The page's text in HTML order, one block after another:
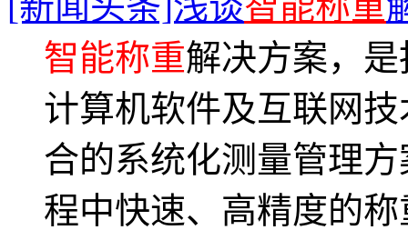
智能称重解决方案，
计算机软件及互联网
合的系统化测量管理
程中快速、高精度的